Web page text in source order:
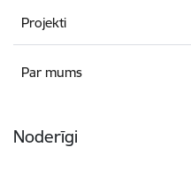
Projekti
Par mums
Noderīgi